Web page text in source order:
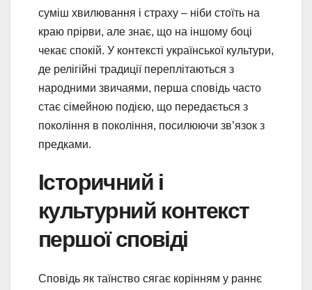
суміш хвилювання і страху – ніби стоїть на
краю прірви, але знає, що на іншому боці
чекає спокій. У контексті української культури,
де релігійні традиції переплітаються з
народними звичаями, перша сповідь часто
стає сімейною подією, що передається з
покоління в покоління, посилюючи зв’язок з
предками.
Історичний і
культурний контекст
першої сповіді
Сповідь як таїнство сягає корінням у раннє